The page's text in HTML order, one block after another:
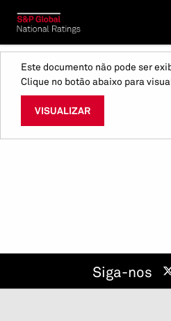
Este documento não pode ser
Clique no botão abaixo para
VISUALIZAR
Siga-nos